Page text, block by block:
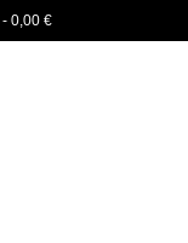
- 0,00 €